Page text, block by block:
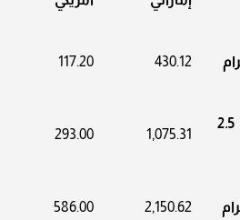
430.12
117.20
سعر سبيكه الذهب 2.5
1,075.31
293.00
2,150.62
586.00